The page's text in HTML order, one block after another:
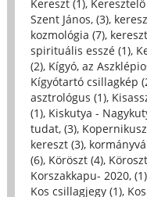
Kereszt (1),
Szent János, (3),
kozmológia (7),
spirituális esszé (1),
(2), Kígyó, az
Kígyótartó csillagkép
asztrológus (1),
(1), Kiskutya -
tudat, (3),
kereszt (3),
(6), Köröszt (4),
Korszakkapu- 2020, (1)
Kos csillagjegy (1),